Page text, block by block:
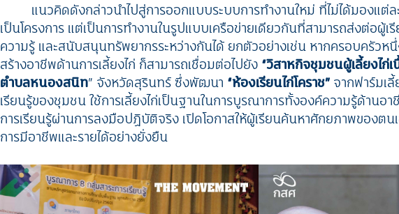
แนวคิดดังกล่าวนำไปสู่การออกแบบระบบการทำงานใหม่ ที่ไม่ได้มองแต่
เป็นโครงการ แต่เป็นการทำงานในรูปแบบเครือข่ายเดียวกันที่สามารถส่งต่อผู้
ความรู้ และสนับสนุนทรัพยากรระหว่างกันได้ ยกตัวอย่างเช่น หากครอบครัวหนึ่
สร้างอาชีพด้านการเลี้ยงไก่ ก็สามารถเชื่อมต่อไปยัง “วิสาหกิจชุมชนผู้เลี้ยงไก่
ตำบลหนองสนิท” จังหวัดสุรินทร์ ซึ่งพัฒนา “ห้องเรียนไก่โคราช” จากฟาร์มเ
เรียนรู้ของชุมชน ใช้การเลี้ยงไก่เป็นฐานในการบูรณาการทั้งองค์ความรู้ด้านอ
การเรียนรู้ผ่านการลงมือปฏิบัติจริง เปิดโอกาสให้ผู้เรียนค้นหาศักยภาพของต
การมีอาชีพและรายได้อย่างยั่งยืน